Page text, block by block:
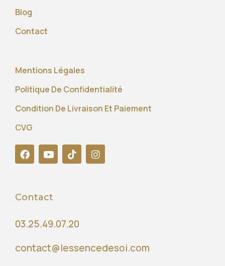
Blog
Contact
Mentions Légales
Politique De Confidentialité
Condition De Livraison Et Paiement
CVG
Contact
03.25.49.07.20
contact@lessencedesoi.com